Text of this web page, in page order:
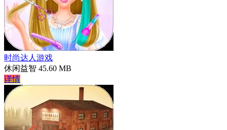
时尚达人游戏
休闲益智 45.60 MB
详情